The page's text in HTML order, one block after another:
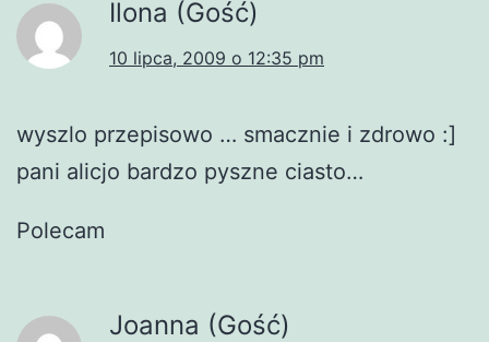
Ilona (Gość)
10 lipca, 2009 o 12:35 pm
wyszlo przepisowo … smacznie i zdrowo :]
pani alicjo bardzo pyszne ciasto…
Polecam
Joanna (Gość)